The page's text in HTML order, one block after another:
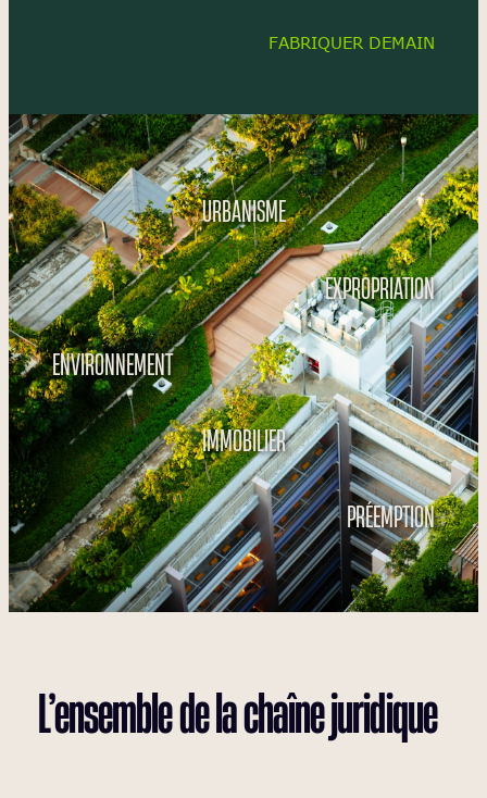
FABRIQUER DEMAIN
URBANISME
EXPROPRIATION
ENVIRONNEMENT
IMMOBILIER
PRÉEMPTION
L’ensemble de la chaîne juridique